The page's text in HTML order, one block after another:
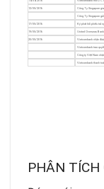
12/05/2016 Công Ty Singapore
Công Ty Singapore
17/05/2016 Ký phát hối phiếu trả
19/05/2016 United Overseas
20/05/2016 Vietcombank nhận
Vietcombank trao
Công ty Việt Nam
Vietcombank thanh
PHÂN TÍCH